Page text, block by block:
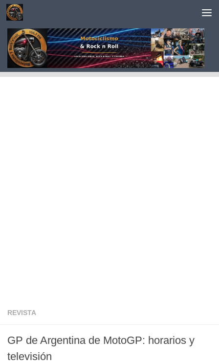
Saltar al contenido
REVISTA
GP de Argentina de MotoGP: horarios y
televisión